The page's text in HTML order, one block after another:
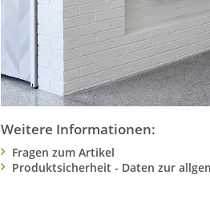
Weitere Informationen:
Fragen zum Artikel
Produktsicherheit - Daten zur